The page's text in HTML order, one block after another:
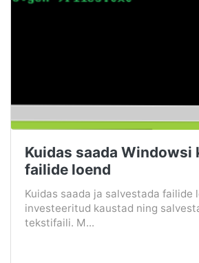
Kuidas saada Windowsi
failide loend
Kuidas saada ja salvestada failide
investeeritud kaustad ning
tekstifaili. M...